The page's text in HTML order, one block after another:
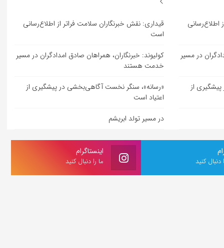
اطلاع‌رسانی
در مسیر
از
قیداری: نقش خبرنگاران سلامت فراتر از اطلاع‌رسانی
است
کولیوند: خبرنگاران، همراهان صادق امدادگران در مسیر
خدمت هستند
«رسانه»، سنگر نخست آگاهی‌بخشی در پیشگیری از
اعتیاد است
در مسیر تولد ابریشم
اینستاگرام
ما را دنبال کنید دنبال کنید